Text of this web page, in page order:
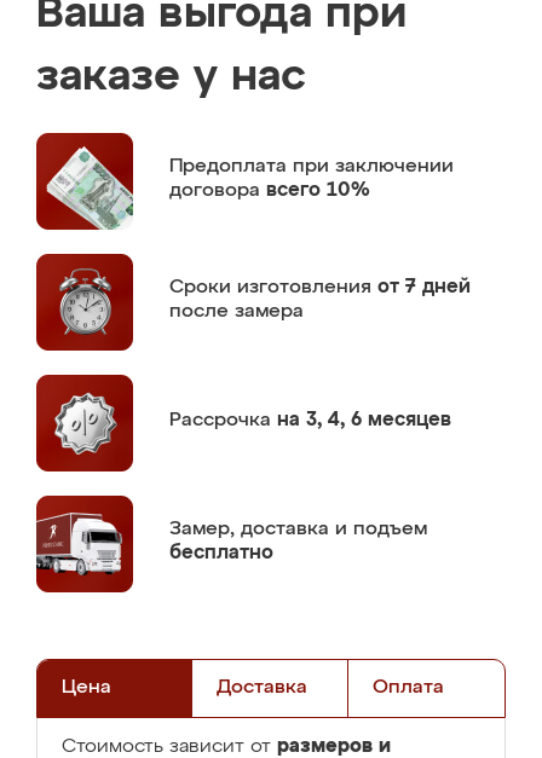
Ваша выгода при
заказе у нас
Предоплата при заключении
договора всего 10%
Сроки изготовления от 7 дней
после замера
Рассрочка на 3, 4, 6 месяцев
Замер, доставка и подъем
бесплатно
Цена Доставка Оплата
Стоимость зависит от размеров и